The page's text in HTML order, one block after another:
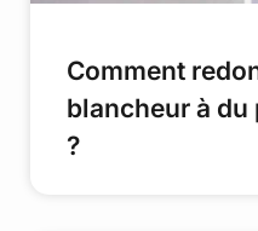
Comment
blancheur à
?